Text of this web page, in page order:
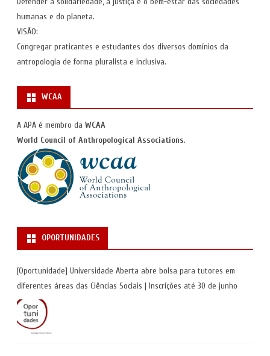
humanas e do planeta.
VISÃO:
Congregar praticantes e estudantes dos diversos domínios da
antropologia de forma pluralista e inclusiva.
WCAA
A APA é membro da WCAA
World Council of Anthropological Associations.
OPORTUNIDADES
[Oportunidade] Universidade Aberta abre bolsa para tutores em
diferentes áreas das Ciências Sociais | Inscrições até 30 de junho